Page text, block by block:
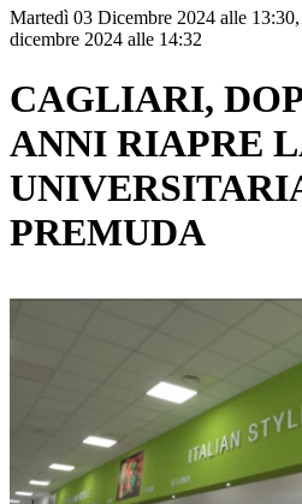
Martedì 03 Dicembre 2024 alle
dicembre 2024 alle 14:32
CAGLIARI,
ANNI RIAPRE
PREMUDA